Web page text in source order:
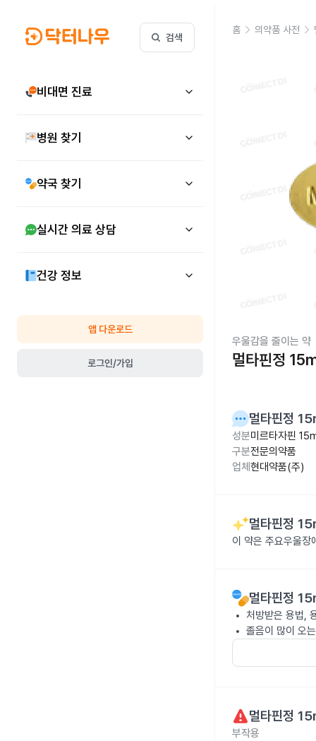
검색
비대면 진료
병원 찾기
약국 찾기
실시간 의료 상담
건강 정보
앱 다운로드
로그인/가입
홈 의약품 사전
우울감을 줄이는 약
멀타핀정
멀타핀정
성분미르타자핀
구분전문의약품
업체 현대약품(주)
멀타핀정
이 약은 주요우울장
멀타핀정
처방받은 용법,
졸음이 많이 오
멀타핀정
부작용